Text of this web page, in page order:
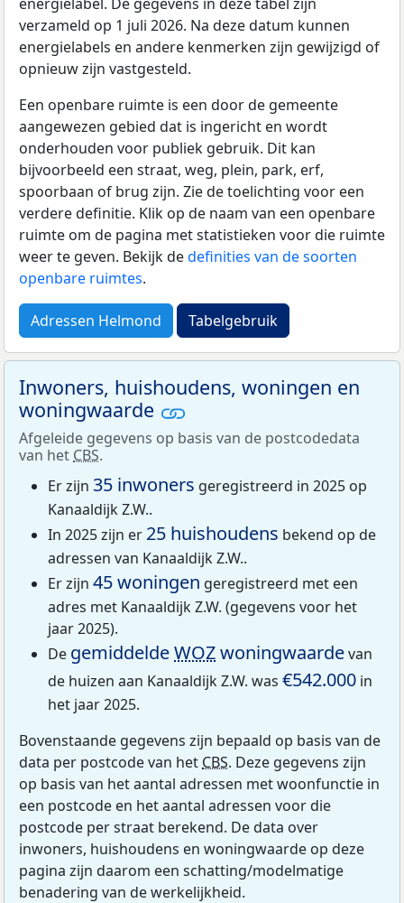
verzameld op 1 juli 2026. Na deze datum kunnen
energielabels en andere kenmerken zijn gewijzigd of
opnieuw zijn vastgesteld.
Een openbare ruimte is een door de gemeente
aangewezen gebied dat is ingericht en wordt
onderhouden voor publiek gebruik. Dit kan
bijvoorbeeld een straat, weg, plein, park, erf,
spoorbaan of brug zijn. Zie de toelichting voor een
verdere definitie. Klik op de naam van een openbare
ruimte om de pagina met statistieken voor die ruimte
weer te geven. Bekijk dedefinities van de soorten
openbare ruimtes.
Adressen Helmond Tabelgebruik
Inwoners, huishoudens, woningen en
woningwaarde
Afgeleide gegevens op basis van de postcodedata
van het CBS.
Er zijn 35 inwoners geregistreerd in 2025 op
Kanaaldijk Z.W..
In 2025 zijn er 25 huishoudens bekend op de
adressen van Kanaaldijk Z.W..
Er zijn 45 woningen geregistreerd met een
adres met Kanaaldijk Z.W. (gegevens voor het
jaar 2025).
De gemiddeldeWOZwoningwaardevan
de huizen aan Kanaaldijk Z.W. was €542.000 in
het jaar 2025.
Bovenstaande gegevens zijn bepaald op basis van de
data per postcode van het CBS. Deze gegevens zijn
op basis van het aantal adressen met woonfunctie in
een postcode en het aantal adressen voor die
postcode per straat berekend. De data over
inwoners, huishoudens en woningwaarde op deze
pagina zijn daarom een schatting/modelmatige
benadering van de werkelijkheid.